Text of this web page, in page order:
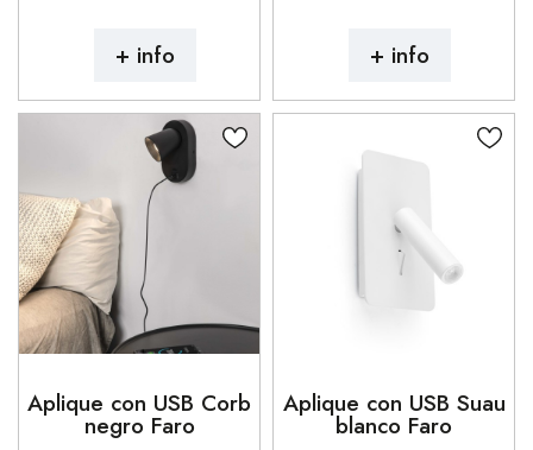
+ info + info
Aplique con USB Corb
negro Faro
Aplique con USB Suau
blanco Faro